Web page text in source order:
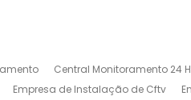
Central Monitoramento 24
Empresa de Instalação de Cftv